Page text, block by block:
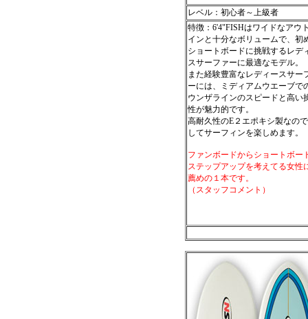
レベル：初心者～上級者
特徴：6'4"FISHはワイドなアウ
インと十分なボリュームで、初
ショートボードに挑戦するレデ
スサーファーに最適なモデル。
また経験豊富なレディースサー
ーには、ミディアムウエーブで
ウンザラインのスピードと高い
性が魅力的です。
高耐久性のE２エポキシ製なの
してサーフィンを楽しめます。
ファンボードからショートボー
ステップアップを考えてる女性
薦めの１本です。
（スタッフコメント）